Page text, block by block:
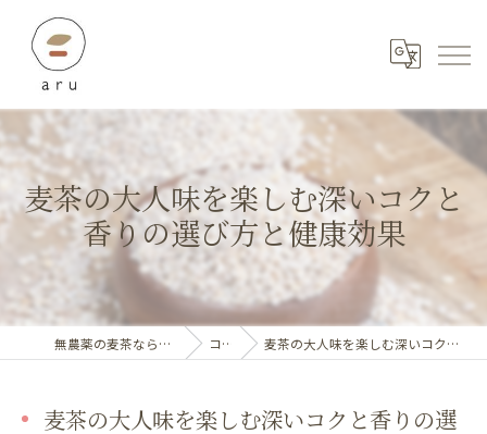
麦茶の大人味を楽しむ深いコクと
香りの選び方と健康効果
無農薬の麦茶ならaru_stylebeoffice コラム 麦茶の大人味を楽しむ深いコクと香りの選び方と健康効果
麦茶の大人味を楽しむ深いコクと香りの選